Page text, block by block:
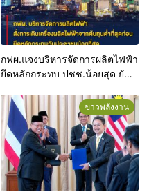
กฟผ.แจงบริหารจัดการผลิตไฟฟ้า
ยึดหลักกระทบ ปชช.น้อยสุด ยัน
ข่าวพลังงาน